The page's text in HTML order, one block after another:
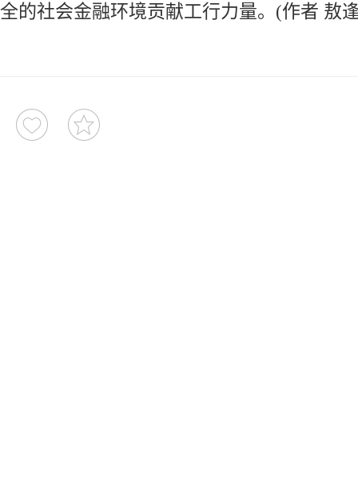
全的社会金融环境贡献工行力量。(作者 敖